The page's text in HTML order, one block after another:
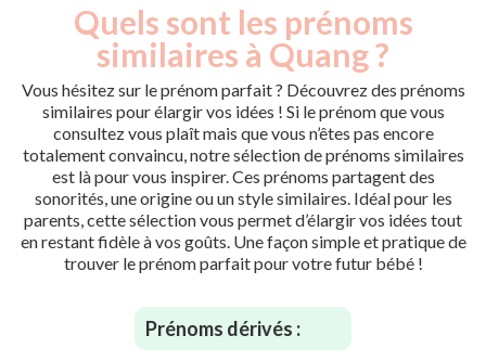
Quels sont les prénoms
similaires à Quang ?
Vous hésitez sur le prénom parfait ? Découvrez des prénoms
similaires pour élargir vos idées ! Si le prénom que vous
consultez vous plaît mais que vous n’êtes pas encore
totalement convaincu, notre sélection de prénoms similaires
est là pour vous inspirer. Ces prénoms partagent des
sonorités, une origine ou un style similaires. Idéal pour les
parents, cette sélection vous permet d’élargir vos idées tout
en restant fidèle à vos goûts. Une façon simple et pratique de
trouver le prénom parfait pour votre futur bébé !
Prénoms dérivés :